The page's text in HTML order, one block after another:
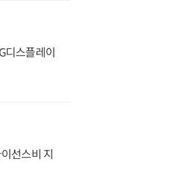
디스플레이
선스비 지